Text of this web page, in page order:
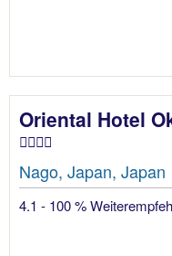
Oriental Hotel
Nago, Japan, Japan
4.1 - 100 %